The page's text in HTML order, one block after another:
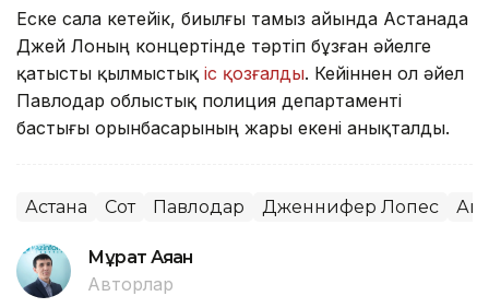
Еске сала кетейік, биылғы тамыз айында Астанада
Джей Лоның концертінде тәртіп бұзған әйелге
қатысты қылмыстық іс қозғалды. Кейіннен ол әйел
Павлодар облыстық полиция департаменті
бастығы орынбасарының жары екені анықталды.
Астана Сот Павлодар Дженнифер Лопес
Мұрат Аяған
Авторлар